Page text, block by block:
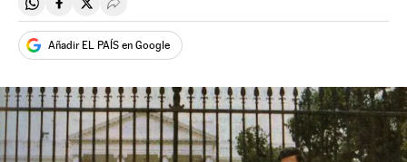
Compartir en Whatsapp
Compartir en Facebook
Compartir en Twitter
Desplegar Redes Sociales
Añadir EL PAÍS en Google